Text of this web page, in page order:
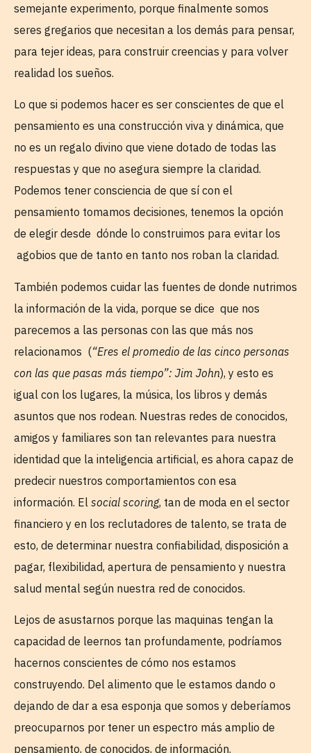
semejante experimento, porque finalmente somos
seres gregarios que necesitan a los demás para pensar,
para tejer ideas, para construir creencias y para volver
realidad los sueños.
Lo que si podemos hacer es ser conscientes de que el
pensamiento es una construcción viva y dinámica, que
no es un regalo divino que viene dotado de todas las
respuestas y que no asegura siempre la claridad.
Podemos tener consciencia de que sí con el
pensamiento tomamos decisiones, tenemos la opción
de elegir desde dónde lo construimos para evitar los
agobios que de tanto en tanto nos roban la claridad.
También podemos cuidar las fuentes de donde nutrimos
la información de la vida, porque se dice que nos
parecemos a las personas con las que más nos
relacionamos (“Eres el promedio de las cinco personas
con las que pasas más tiempo”: Jim John), y esto es
igual con los lugares, la música, los libros y demás
asuntos que nos rodean. Nuestras redes de conocidos,
amigos y familiares son tan relevantes para nuestra
identidad que la inteligencia artificial, es ahora capaz de
predecir nuestros comportamientos con esa
información. El social scoring, tan de moda en el sector
financiero y en los reclutadores de talento, se trata de
esto, de determinar nuestra confiabilidad, disposición a
pagar, flexibilidad, apertura de pensamiento y nuestra
salud mental según nuestra red de conocidos.
Lejos de asustarnos porque las maquinas tengan la
capacidad de leernos tan profundamente, podríamos
hacernos conscientes de cómo nos estamos
construyendo. Del alimento que le estamos dando o
dejando de dar a esa esponja que somos y deberíamos
preocuparnos por tener un espectro más amplio de
pensamiento, de conocidos, de información.